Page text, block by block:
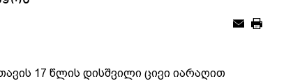
17 წლის დისშვილი ცივი იარაღით